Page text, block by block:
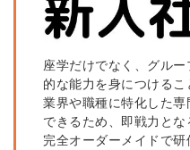
座学だけでなく、グル
的な能力を身につけるこ
業界や職種に特化した
できるため、即戦力とな
完全オーダーメイドで